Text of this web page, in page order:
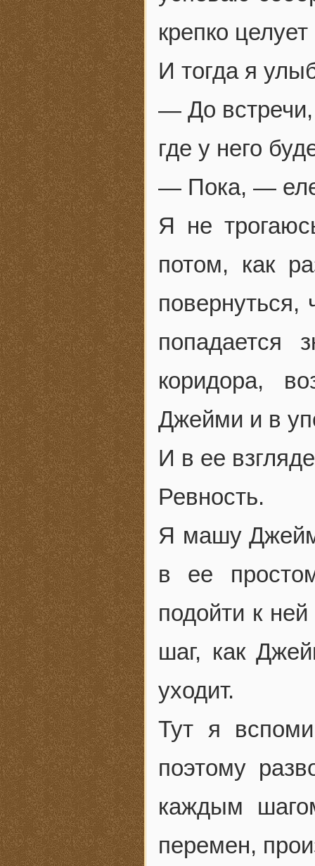
крепко
И тогда я
— До встречи,
где у него
— Пока, —
Я не
потом, как
попадается
коридора,
Джейми и в
И в ее
Ревность.
Я машу
в ее
подойти к
шаг, как
уходит.
Тут я
поэтому
каждым
перемен,